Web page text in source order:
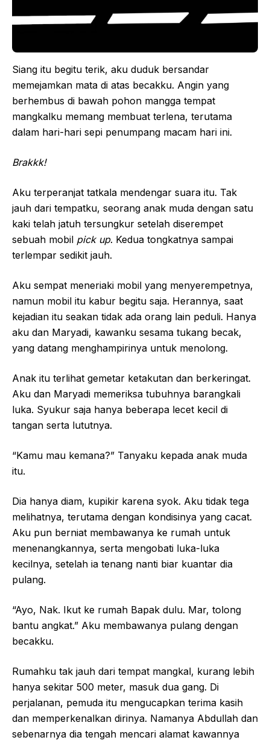
Siang itu begitu terik, aku duduk bersandar
memejamkan mata di atas becakku. Angin yang
berhembus di bawah pohon mangga tempat
mangkalku memang membuat terlena, terutama
dalam hari-hari sepi penumpang macam hari ini.
Brakkk!
Aku terperanjat tatkala mendengar suara itu. Tak
jauh dari tempatku, seorang anak muda dengan satu
kaki telah jatuh tersungkur setelah diserempet
sebuah mobil pick up. Kedua tongkatnya sampai
terlempar sedikit jauh.
Aku sempat meneriaki mobil yang menyerempetnya,
namun mobil itu kabur begitu saja. Herannya, saat
kejadian itu seakan tidak ada orang lain peduli. Hanya
aku dan Maryadi, kawanku sesama tukang becak,
yang datang menghampirinya untuk menolong.
Anak itu terlihat gemetar ketakutan dan berkeringat.
Aku dan Maryadi memeriksa tubuhnya barangkali
luka. Syukur saja hanya beberapa lecet kecil di
tangan serta lututnya.
“Kamu mau kemana?” Tanyaku kepada anak muda
itu.
Dia hanya diam, kupikir karena syok. Aku tidak tega
melihatnya, terutama dengan kondisinya yang cacat.
Aku pun berniat membawanya ke rumah untuk
menenangkannya, serta mengobati luka-luka
kecilnya, setelah ia tenang nanti biar kuantar dia
pulang.
“Ayo, Nak. Ikut ke rumah Bapak dulu. Mar, tolong
bantu angkat.” Aku membawanya pulang dengan
becakku.
Rumahku tak jauh dari tempat mangkal, kurang lebih
hanya sekitar 500 meter, masuk dua gang. Di
perjalanan, pemuda itu mengucapkan terima kasih
dan memperkenalkan dirinya. Namanya Abdullah dan
sebenarnya dia tengah mencari alamat kawannya